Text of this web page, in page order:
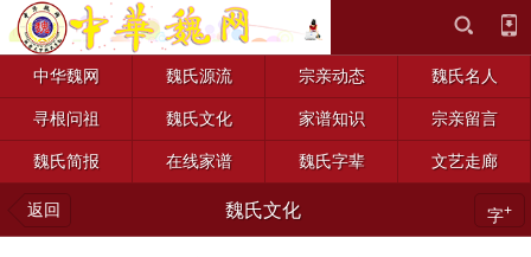
中华魏网 魏氏源流 宗亲动态 魏氏名人
寻根问祖 魏氏文化 家谱知识 宗亲留言
魏氏简报 在线家谱 魏氏字辈 文艺走廊
返回 魏氏文化 字+